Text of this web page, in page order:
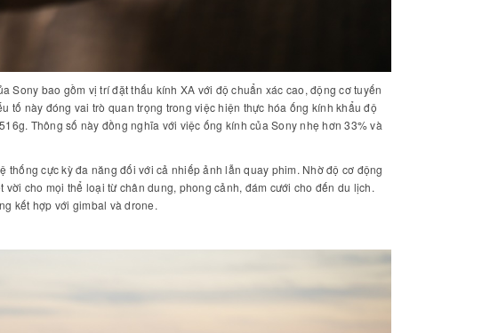
Sony bao gồm vị trí đặt thấu kính XA với độ chuẩn xác cao, động cơ tuyến
tố này đóng vai trò quan trọng trong việc hiện thực hóa ống kính khẩu độ
Thông số này đồng nghĩa với việc ống kính của Sony nhẹ hơn 33% và
thống cực kỳ đa năng đối với cả nhiếp ảnh lẫn quay phim. Nhờ độ cơ động
cho mọi thể loại từ chân dung, phong cảnh, đám cưới cho đến du lịch.
kết hợp với gimbal và drone.